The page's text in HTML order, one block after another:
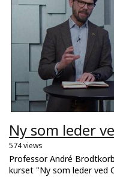
Ny som leder
574 views
Professor André
kurset "Ny som leder ved